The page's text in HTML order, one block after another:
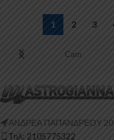
1 2 3
Cam
ΑΝΔΡΕΑ ΠΑΠΑΝΔΡΕΟΥ 20
Τηλ: 2105775322